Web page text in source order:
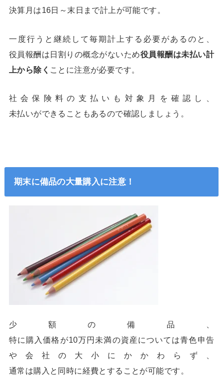
決算月は16日～末日まで計上が可能です。
一度行うと継続して毎期計上する必要があるのと、
役員報酬は日割りの概念がないため役員報酬は未払い計
上から除く ことに注意が必要です。
社会保険料の支払いも対象月を確認し、
未払いができることもあるので確認しましょう。
期末に備品の大量購入に注意！
少額の備品、
特に購入価格が10万円未満の資産については青色申告
や会社の大小にかかわらず、
通常は購入と同時に経費とすることが可能です。